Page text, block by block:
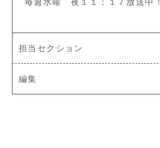
担当セクション
編集